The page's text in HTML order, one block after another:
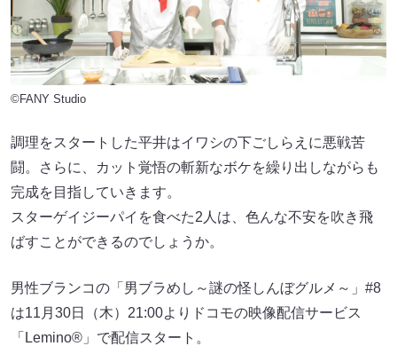
©FANY Studio
調理をスタートした平井はイワシの下ごしらえに悪戦苦
闘。さらに、カット覚悟の斬新なボケを繰り出しながらも
完成を目指していきます。
スターゲイジーパイを食べた2人は、色んな不安を吹き飛
ばすことができるのでしょうか。
男性ブランコの「男ブラめし～謎の怪しんぼグルメ～」#8
は11月30日（木）21:00よりドコモの映像配信サービス
「Lemino®」で配信スタート。